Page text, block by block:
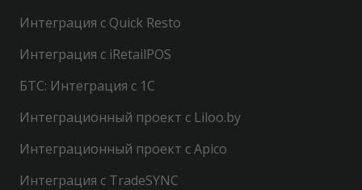
Интеграция с Quick Resto
Интеграция с iRetailPOS
БТС: Интеграция с 1С
Интеграционный проект с Liloo.by
Интеграционный проект с Apico
Интеграция с TradeSYNC